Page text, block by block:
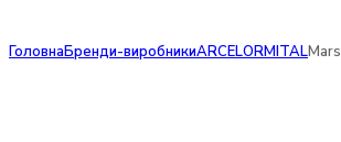
ГоловнаБренди-виробникиARCELORMITALMars